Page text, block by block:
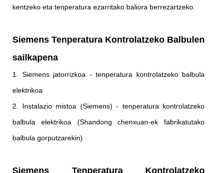
kentzeko eta tenperatura ezarritako baliora berrezartzeko.
Siemens Tenperatura Kontrolatzeko Balbulen
sailkapena
1. Siemens jatorrizkoa - tenperatura kontrolatzeko balbula
elektrikoa
2. Instalazio mistoa (Siemens) - tenperatura kontrolatzeko
balbula elektrikoa (Shandong chenxuan-ek fabrikatutako
balbula gorputzarekin)
Siemens Tenperatura Kontrolatzeko